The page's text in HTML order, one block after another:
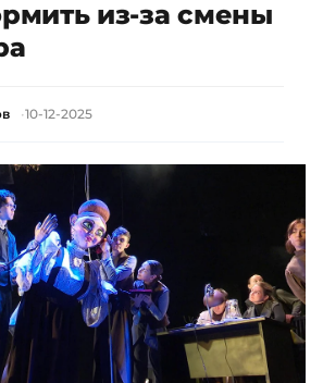
из-за смены
10-12-2025